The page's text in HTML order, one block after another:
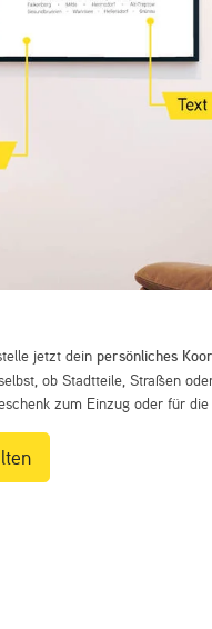
jetzt dein persönliches
ob Stadtteile, Straßen
zum Einzug oder für die